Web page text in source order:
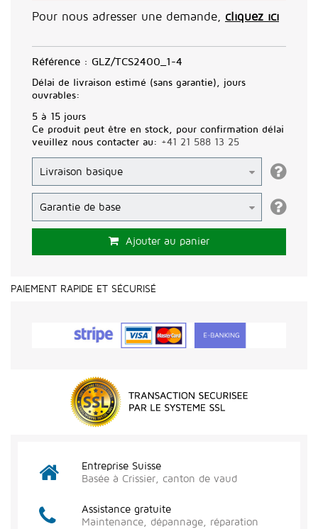
Pour nous adresser une demande, cliquez ici
Référence : GLZ/TCS2400_1-4
Délai de livraison estimé (sans garantie), jours
ouvrables:
5 à 15 jours
Ce produit peut être en stock, pour confirmation délai
veuillez nous contacter au: +41 21 588 13 25
Ajouter au panier
PAIEMENT RAPIDE ET SÉCURISÉ
Entreprise Suisse
Basée à Crissier, canton de vaud
Assistance gratuite
Maintenance, dépannage, réparation